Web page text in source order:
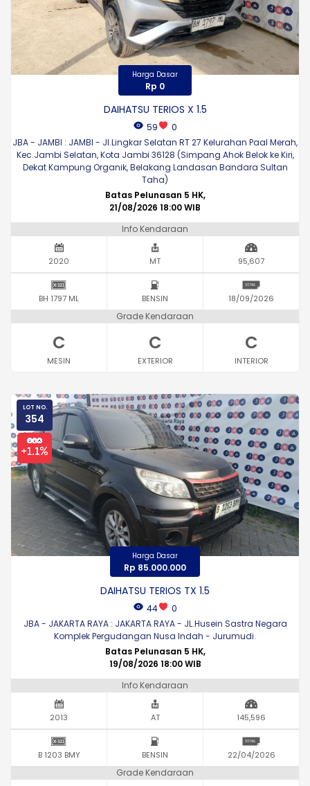
Harga Dasar
Rp 0
DAIHATSU TERIOS X 1.5
59
0
JBA - JAMBI : JAMBI - Jl.Lingkar Selatan RT 27 Kelurahan Paal Merah,
Kec.Jambi Selatan, Kota Jambi 36128 (Simpang Ahok Belok ke Kiri,
Dekat Kampung Organik, Belakang Landasan Bandara Sultan
Taha)
Batas Pelunasan 5 HK,
21/08/2026 18:00 WIB
Info Kendaraan
2020 MT 95,607
BH 1797 ML BENSIN 18/09/2026
Grade Kendaraan
C
MESIN
C
EXTERIOR
C
INTERIOR
LOT NO.
354
Harga Dasar
Rp 85.000.000
DAIHATSU TERIOS TX 1.5
44
0
JBA - JAKARTA RAYA : JAKARTA RAYA - JL.Husein Sastra Negara
Komplek Pergudangan Nusa Indah - Jurumudi.
Batas Pelunasan 5 HK,
19/08/2026 18:00 WIB
Info Kendaraan
2013 AT 145,596
B 1203 BMY BENSIN 22/04/2026
Grade Kendaraan